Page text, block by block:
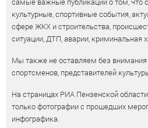
культурные, спортивные события,
сфере ЖКХ и строительства,
ситуации, ДТП, аварии, криминальная
Мы также не оставляем без
спортсменов, представителей
На страницах РИА Пензенской
только фотографии с прошедших
инфографика.